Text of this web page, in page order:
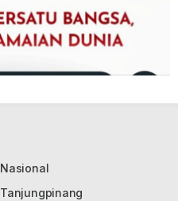
Nasional
Tanjungpinang